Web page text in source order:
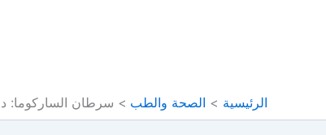
الرئيسية الصحة والطب سرطان الساركوما: